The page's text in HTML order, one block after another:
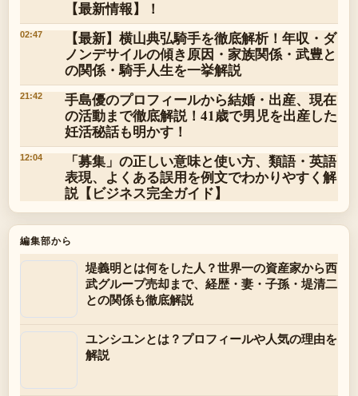
【最新情報】！
02:47
【最新】横山典弘騎手を徹底解析！年収・ダ
ノンデサイルの傾き原因・家族関係・武豊と
の関係・騎手人生を一挙解説
21:42
手島優のプロフィールから結婚・出産、現在
の活動まで徹底解説！41歳で男児を出産した
妊活秘話も明かす！
12:04
「募集」の正しい意味と使い方、類語・英語
表現、よくある誤用を例文でわかりやすく解
説【ビジネス完全ガイド】
編集部から
堤義明とは何をした人？世界一の資産家から西
武グループ売却まで、経歴・妻・子孫・堤清二
との関係も徹底解説
ユンシユンとは？プロフィールや人気の理由を
解説